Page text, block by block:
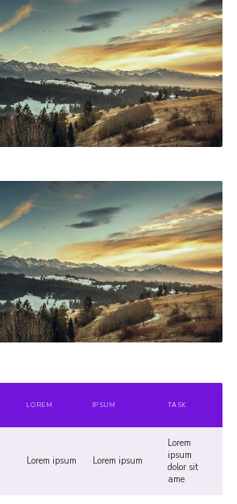
LOREM IPSUM TASK
Lorem ipsum Lorem ipsum
Lorem
ipsum
dolor sit
ame